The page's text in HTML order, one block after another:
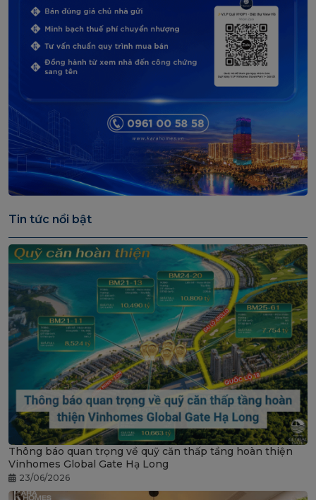
Tin tức nổi bật
Thông báo quan trọng về quỹ căn thấp tầng hoàn thiện
Vinhomes Global Gate Hạ Long
23/06/2026